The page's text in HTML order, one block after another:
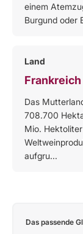
einem
Burgund oder
Land
Frankreich
Das
708.700
Mio.
aufgru...
Das passende